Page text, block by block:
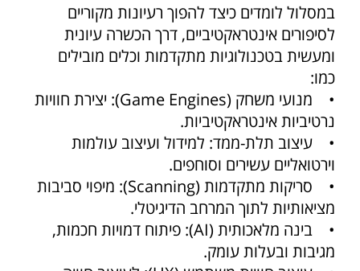
במסלול לומדים כיצד להפוך רעיונות מקוריים
לסיפורים אינטראקטיביים, דרך הכשרה עיונית
ומעשית בטכנולוגיות מתקדמות וכלים מובילים
כמו:
• מנועי משחק (Game Engines): יצירת חוויות
נרטיביות אינטראקטיביות.
• עיצוב תלת-ממד: למידול ועיצוב עולמות
וירטואליים עשירים וסוחפים.
• סריקות מתקדמות (Scanning): מיפוי סביבות
מציאותיות לתוך המרחב הדיגיטלי.
• בינה מלאכותית (AI): פיתוח דמויות חכמות,
מגיבות ובעלות עומק.